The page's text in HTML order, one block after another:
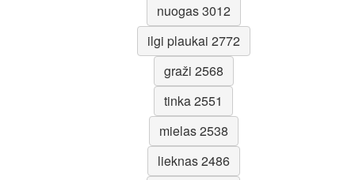
nuogas 3012
ilgi plaukai 2772
graži 2568
tinka 2551
mielas 2538
lieknas 2486